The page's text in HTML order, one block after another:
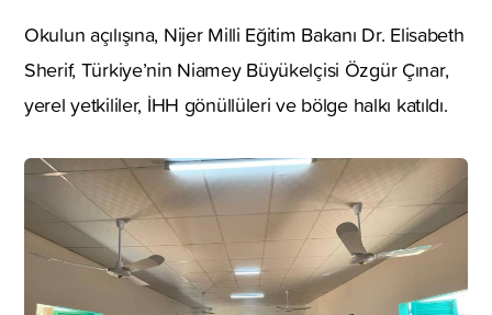
Okulun açılışına, Nijer Milli Eğitim Bakanı Dr. Elisabeth
Sherif, Türkiye’nin Niamey Büyükelçisi Özgür Çınar,
yerel yetkililer, İHH gönüllüleri ve bölge halkı katıldı.